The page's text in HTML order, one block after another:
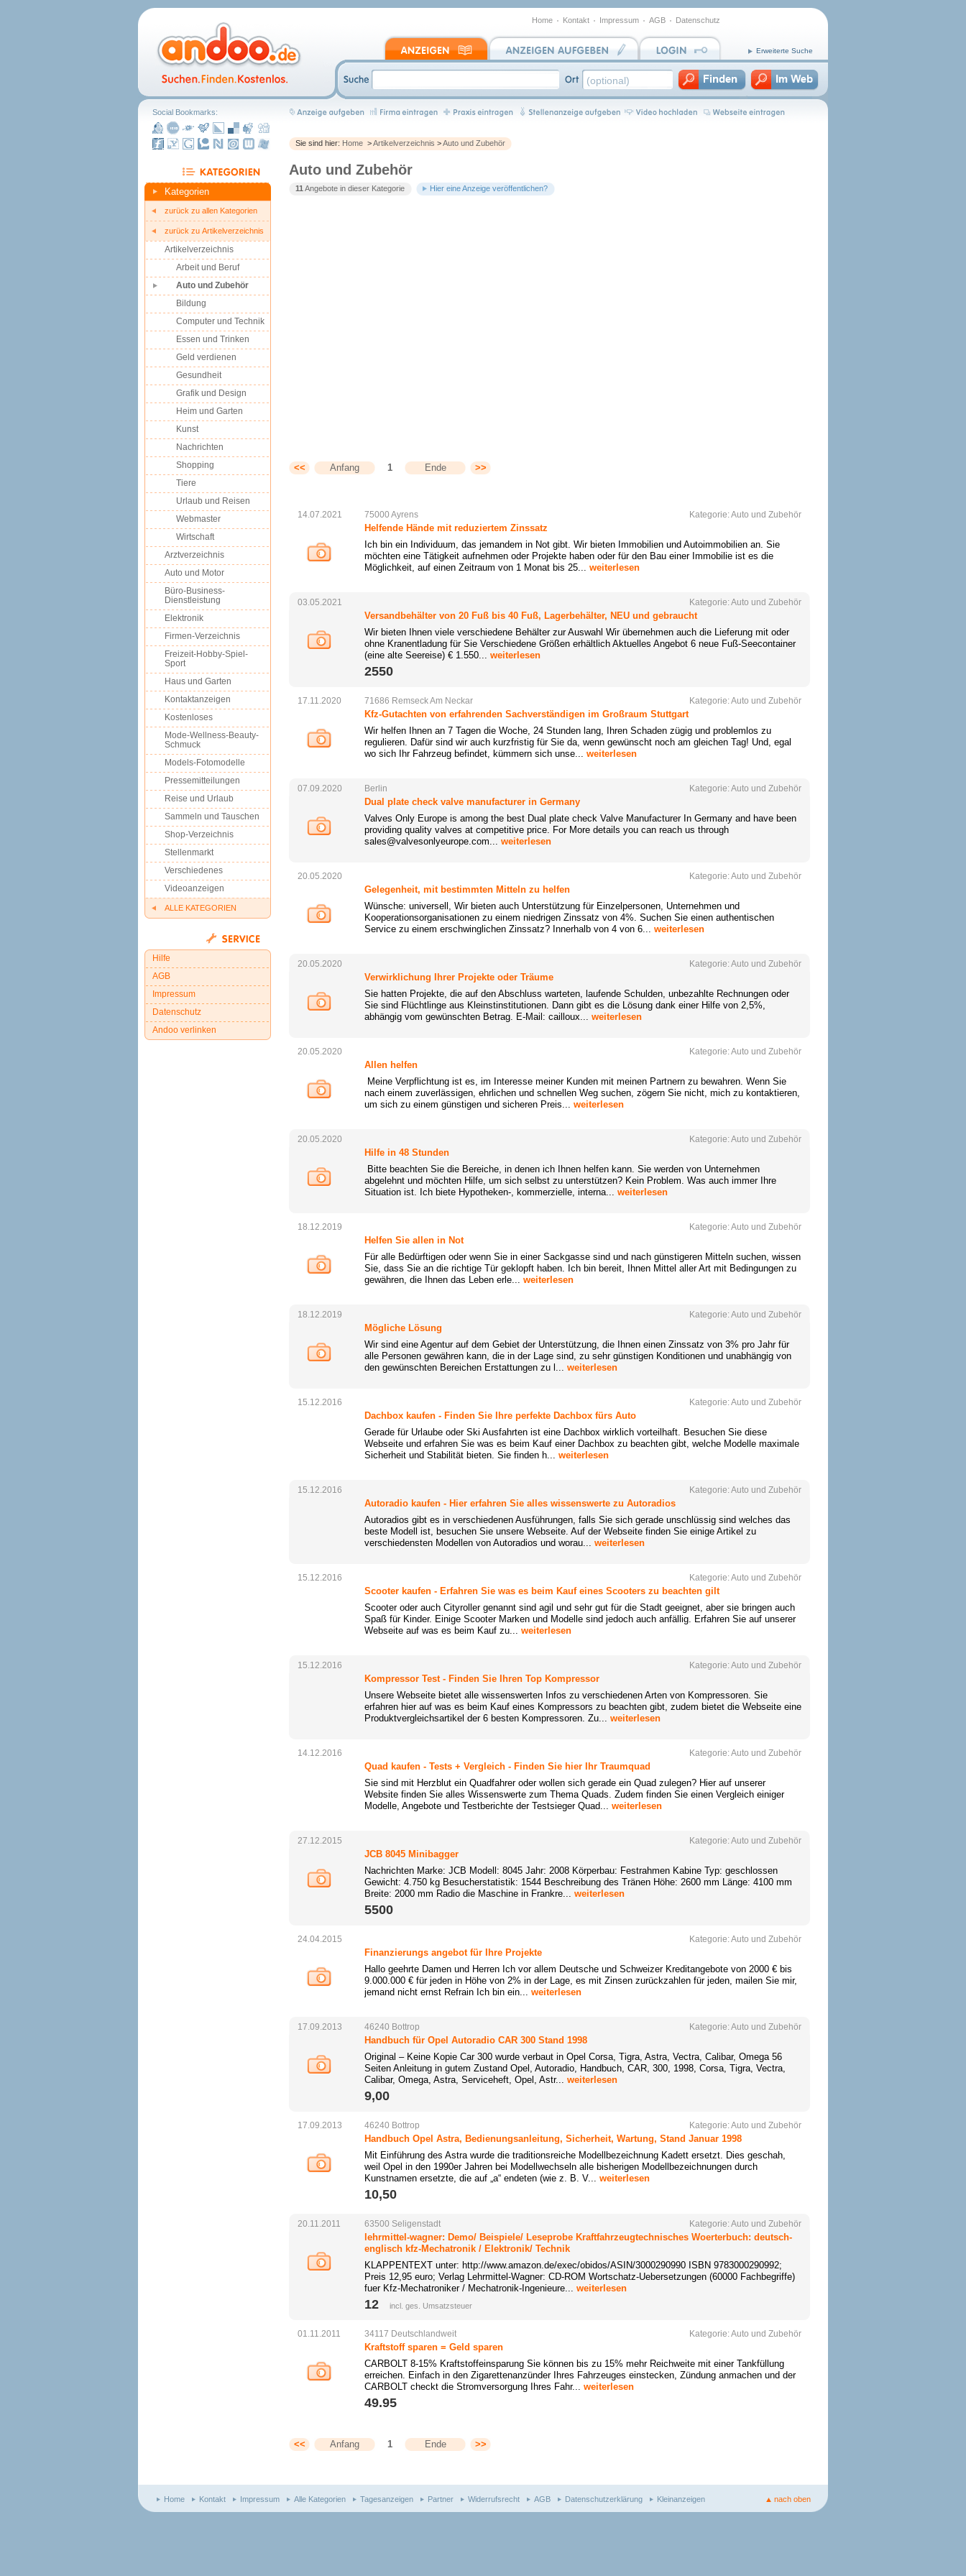
Home Kontakt Impressum AGB Datenschutz
Erweiterte Suche
Sie sind hier: Home >Artikelverzeichnis >Auto und Zubehör
Auto und Zubehör
11 Angebote in dieser Kategorie Hier eine Anzeige veröffentlichen?
<< Anfang 1 Ende >>
14.07.2021 75000 Ayrens Kategorie:Auto und Zubehör
Helfende Hände mit reduziertem Zinssatz
Ich bin ein Individuum, das jemandem in Not gibt. Wir bieten Immobilien und Autoimmobilien an. Sie
möchten eine Tätigkeit aufnehmen oder Projekte haben oder für den Bau einer Immobilie ist es die
Möglichkeit, auf einen Zeitraum von 1 Monat bis 25... weiterlesen
03.05.2021 Kategorie:Auto und Zubehör
Versandbehälter von 20 Fuß bis 40 Fuß, Lagerbehälter, NEU und gebraucht
Wir bieten Ihnen viele verschiedene Behälter zur Auswahl Wir übernehmen auch die Lieferung mit oder
ohne Kranentladung für Sie Verschiedene Größen erhältlich Aktuelles Angebot 6 neue Fuß-Seecontainer
(eine alte Seereise) € 1.550... weiterlesen
2550 
17.11.2020 71686 RemseckAm Neckar Kategorie:Auto und Zubehör
Kfz-Gutachten von erfahrenden Sachverständigen im Großraum Stuttgart
Wir helfen Ihnen an 7 Tagen die Woche, 24 Stunden lang, Ihren Schaden zügig und problemlos zu
regulieren. Dafür sind wir auch kurzfristig für Sie da, wenn gewünscht noch am gleichen Tag! Und, egal
wo sich Ihr Fahrzeug befindet, kümmern sich unse... weiterlesen
07.09.2020 Berlin Kategorie:Auto und Zubehör
Dual plate check valve manufacturer in Germany
Valves Only Europe is among the best Dual plate check Valve Manufacturer In Germany and have been
providing quality valves at competitive price. For More details you can reach us through
sales@valvesonlyeurope.com... weiterlesen
20.05.2020 Kategorie:Auto und Zubehör
Gelegenheit, mit bestimmten Mitteln zu helfen
Wünsche: universell, Wir bieten auch Unterstützung für Einzelpersonen, Unternehmen und
Kooperationsorganisationen zu einem niedrigen Zinssatz von 4%. Suchen Sie einen authentischen
Service zu einem erschwinglichen Zinssatz? Innerhalb von 4 von 6... weiterlesen
20.05.2020 Kategorie:Auto und Zubehör
Verwirklichung Ihrer Projekte oder Träume
Sie hatten Projekte, die auf den Abschluss warteten, laufende Schulden, unbezahlte Rechnungen oder
Sie sind Flüchtlinge aus Kleinstinstitutionen. Dann gibt es die Lösung dank einer Hilfe von 2,5%,
abhängig vom gewünschten Betrag. E-Mail: cailloux... weiterlesen
20.05.2020 Kategorie:Auto und Zubehör
Allen helfen
Meine Verpflichtung ist es, im Interesse meiner Kunden mit meinen Partnern zu bewahren. Wenn Sie
nach einem zuverlässigen, ehrlichen und schnellen Weg suchen, zögern Sie nicht, mich zu kontaktieren,
um sich zu einem günstigen und sicheren Preis... weiterlesen
20.05.2020 Kategorie:Auto und Zubehör
Hilfe in 48 Stunden
Bitte beachten Sie die Bereiche, in denen ich Ihnen helfen kann. Sie werden von Unternehmen
abgelehnt und möchten Hilfe, um sich selbst zu unterstützen? Kein Problem. Was auch immer Ihre
Situation ist. Ich biete Hypotheken-, kommerzielle, interna... weiterlesen
18.12.2019 Kategorie:Auto und Zubehör
Helfen Sie allen in Not
Für alle Bedürftigen oder wenn Sie in einer Sackgasse sind und nach günstigeren Mitteln suchen, wissen
Sie, dass Sie an die richtige Tür geklopft haben. Ich bin bereit, Ihnen Mittel aller Art mit Bedingungen zu
gewähren, die Ihnen das Leben erle... weiterlesen
18.12.2019 Kategorie:Auto und Zubehör
Mögliche Lösung
Wir sind eine Agentur auf dem Gebiet der Unterstützung, die Ihnen einen Zinssatz von 3% pro Jahr für
alle Personen gewähren kann, die in der Lage sind, zu sehr günstigen Konditionen und unabhängig von
den gewünschten Bereichen Erstattungen zu l... weiterlesen
15.12.2016 Kategorie:Auto und Zubehör
Dachbox kaufen - Finden Sie Ihre perfekte Dachbox fürs Auto
Gerade für Urlaube oder Ski Ausfahrten ist eine Dachbox wirklich vorteilhaft. Besuchen Sie diese
Webseite und erfahren Sie was es beim Kauf einer Dachbox zu beachten gibt, welche Modelle maximale
Sicherheit und Stabilität bieten. Sie finden h... weiterlesen
15.12.2016 Kategorie:Auto und Zubehör
Autoradio kaufen - Hier erfahren Sie alles wissenswerte zu Autoradios
Autoradios gibt es in verschiedenen Ausführungen, falls Sie sich gerade unschlüssig sind welches das
beste Modell ist, besuchen Sie unsere Webseite. Auf der Webseite finden Sie einige Artikel zu
verschiedensten Modellen von Autoradios und worau... weiterlesen
15.12.2016 Kategorie:Auto und Zubehör
Scooter kaufen - Erfahren Sie was es beim Kauf eines Scooters zu beachten gilt
Scooter oder auch Cityroller genannt sind agil und sehr gut für die Stadt geeignet, aber sie bringen auch
Spaß für Kinder. Einige Scooter Marken und Modelle sind jedoch auch anfällig. Erfahren Sie auf unserer
Webseite auf was es beim Kauf zu... weiterlesen
15.12.2016 Kategorie:Auto und Zubehör
Kompressor Test - Finden Sie Ihren Top Kompressor
Unsere Webseite bietet alle wissenswerten Infos zu verschiedenen Arten von Kompressoren. Sie
erfahren hier auf was es beim Kauf eines Kompressors zu beachten gibt, zudem bietet die Webseite eine
Produktvergleichsartikel der 6 besten Kompressoren. Zu... weiterlesen
14.12.2016 Kategorie:Auto und Zubehör
Quad kaufen - Tests + Vergleich - Finden Sie hier Ihr Traumquad
Sie sind mit Herzblut ein Quadfahrer oder wollen sich gerade ein Quad zulegen? Hier auf unserer
Website finden Sie alles Wissenswerte zum Thema Quads. Zudem finden Sie einen Vergleich einiger
Modelle, Angebote und Testberichte der Testsieger Quad... weiterlesen
27.12.2015 Kategorie:Auto und Zubehör
JCB 8045 Minibagger
Nachrichten Marke: JCB Modell: 8045 Jahr: 2008 Körperbau: Festrahmen Kabine Typ: geschlossen
Gewicht: 4.750 kg Besucherstatistik: 1544 Beschreibung des Tränen Höhe: 2600 mm Länge: 4100 mm
Breite: 2000 mm Radio die Maschine in Frankre... weiterlesen
5500 
24.04.2015 Kategorie:Auto und Zubehör
Finanzierungs angebot für Ihre Projekte
Hallo geehrte Damen und Herren Ich vor allem Deutsche und Schweizer Kreditangebote von 2000 € bis
9.000.000 € für jeden in Höhe von 2% in der Lage, es mit Zinsen zurückzahlen für jeden, mailen Sie mir,
jemand nicht ernst Refrain Ich bin ein... weiterlesen
17.09.2013 46240 Bottrop Kategorie:Auto und Zubehör
Handbuch für Opel Autoradio CAR 300 Stand 1998
Original – Keine Kopie Car 300 wurde verbaut in Opel Corsa, Tigra, Astra, Vectra, Calibar, Omega 56
Seiten Anleitung in gutem Zustand Opel, Autoradio, Handbuch, CAR, 300, 1998, Corsa, Tigra, Vectra,
Calibar, Omega, Astra, Serviceheft, Opel, Astr... weiterlesen
9,00 
17.09.2013 46240 Bottrop Kategorie:Auto und Zubehör
Handbuch Opel Astra, Bedienungsanleitung, Sicherheit, Wartung, Stand Januar 1998
Mit Einführung des Astra wurde die traditionsreiche Modellbezeichnung Kadett ersetzt. Dies geschah,
weil Opel in den 1990er Jahren bei Modellwechseln alle bisherigen Modellbezeichnungen durch
Kunstnamen ersetzte, die auf „a“ endeten (wie z. B. V... weiterlesen
10,50 
20.11.2011 63500 Seligenstadt Kategorie:Auto und Zubehör
lehrmittel-wagner: Demo/ Beispiele/ Leseprobe Kraftfahrzeugtechnisches Woerterbuch: deutsch-
englisch kfz-Mechatronik / Elektronik/ Technik
KLAPPENTEXT unter: http://www.amazon.de/exec/obidos/ASIN/3000290990 ISBN 9783000290992;
Preis 12,95 euro; Verlag Lehrmittel-Wagner: CD-ROM Wortschatz-Uebersetzungen (60000 Fachbegriffe)
fuer Kfz-Mechatroniker / Mechatronik-Ingenieure... weiterlesen
12  incl. ges. Umsatzsteuer
01.11.2011 34117 Deutschlandweit Kategorie:Auto und Zubehör
Kraftstoff sparen = Geld sparen
CARBOLT 8-15% Kraftstoffeinsparung Sie können bis zu 15% mehr Reichweite mit einer Tankfüllung
erreichen. Einfach in den Zigarettenanzünder Ihres Fahrzeuges einstecken, Zündung anmachen und der
CARBOLT checkt die Stromversorgung Ihres Fahr... weiterlesen
49.95 
<< Anfang 1 Ende >>
Social Bookmarks:
Kategorien
zurück zu allen Kategorien
zurück zu Artikelverzeichnis
Artikelverzeichnis
Arbeit und Beruf
Auto und Zubehör
Bildung
Computer und Technik
Essen und Trinken
Geld verdienen
Gesundheit
Grafik und Design
Heim und Garten
Kunst
Nachrichten
Shopping
Tiere
Urlaub und Reisen
Webmaster
Wirtschaft
Arztverzeichnis
Auto und Motor
Büro-Business-
Dienstleistung
Elektronik
Firmen-Verzeichnis
Freizeit-Hobby-Spiel-
Sport
Haus und Garten
Kontaktanzeigen
Kostenloses
Mode-Wellness-Beauty-
Schmuck
Models-Fotomodelle
Pressemitteilungen
Reise und Urlaub
Sammeln und Tauschen
Shop-Verzeichnis
Stellenmarkt
Verschiedenes
Videoanzeigen
ALLE KATEGORIEN
Hilfe
AGB
Impressum
Datenschutz
Andoo verlinken
Home Kontakt Impressum Alle Kategorien Tagesanzeigen Partner Widerrufsrecht AGB Datenschutzerklärung Kleinanzeigen nach oben